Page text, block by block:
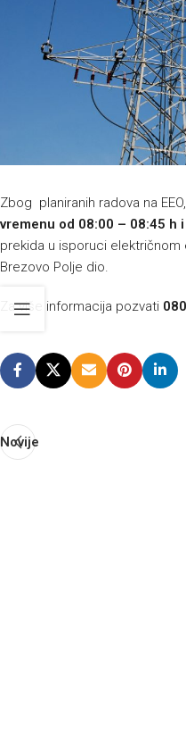
Zbog planiranih radova na
vremenu od 08:00 – 08:45 h
prekida u isporuci
Brezovo Polje dio.
Za više informacija pozvati
Novije